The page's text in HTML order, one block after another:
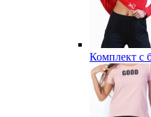
Комплект с